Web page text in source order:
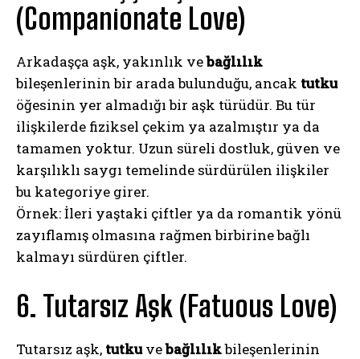
(Companionate Love)
Arkadaşça aşk, yakınlık vebağlılık
bileşenlerinin bir arada bulunduğu, ancak tutku
öğesinin yer almadığı bir aşk türüdür. Bu tür
ilişkilerde fiziksel çekim ya azalmıştır ya da
tamamen yoktur. Uzun süreli dostluk, güven ve
karşılıklı saygı temelinde sürdürülen ilişkiler
bu kategoriye girer.
Örnek: İleri yaştaki çiftler ya da romantik yönü
zayıflamış olmasına rağmen birbirine bağlı
kalmayı sürdüren çiftler.
6. Tutarsız Aşk (Fatuous Love)
Tutarsız aşk, tutkuvebağlılıkbileşenlerinin